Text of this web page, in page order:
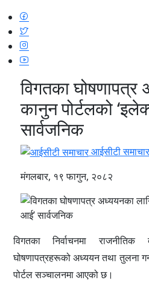
विगतका घोषणापत्र
कानुन पोर्टलको
सार्वजनिक
आईसीटी समाचार
मंगलबार, १९ फागुन, २०८२
विगतका निर्वाचनमा
घोषणापत्रहरूको अध्ययन तथा तुलना
पोर्टल सञ्चालनमा आएको छ।